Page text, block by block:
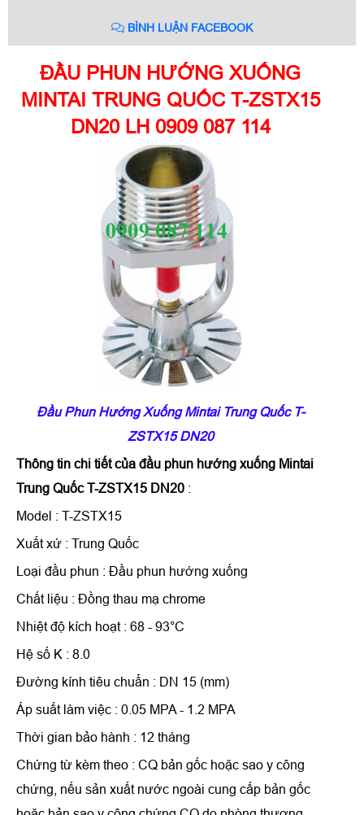
BÌNH LUẬN FACEBOOK
ĐẦU PHUN HƯỚNG XUỐNG
MINTAI TRUNG QUỐC T-ZSTX15
DN20 LH 0909 087 114
Đầu Phun Hướng Xuống Mintai Trung Quốc T-
ZSTX15 DN20
Thông tin chi tiết của đầu phun hướng xuống Mintai
Trung Quốc T-ZSTX15 DN20 :
Model : T-ZSTX15
Xuất xứ : Trung Quốc
Loại đầu phun : Đầu phun hướng xuống
Chất liệu : Đồng thau mạ chrome
Nhiệt độ kích hoạt : 68 - 93°C
Hệ số K : 8.0
Đường kính tiêu chuẩn : DN 15 (mm)
Áp suất làm việc : 0.05 MPA - 1.2 MPA
Thời gian bảo hành : 12 tháng
Chứng từ kèm theo : CQ bản gốc hoặc sao y công
chứng, nếu sản xuất nước ngoài cung cấp bản gốc